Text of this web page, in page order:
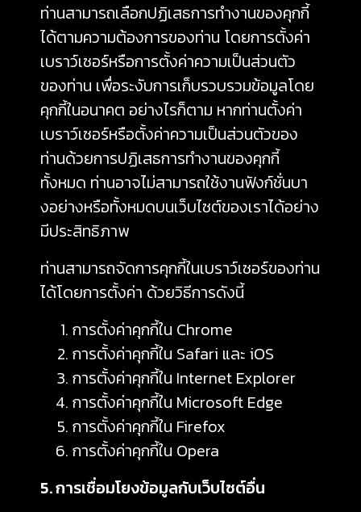
ท่านสามารถเลือกปฏิเสธการทำงานของคุกกี้
ได้ตามความต้องการของท่าน โดยการตั้งค่า
เบราว์เซอร์หรือการตั้งค่าความเป็นส่วนตัว
ของท่าน เพื่อระงับการเก็บรวบรวมข้อมูลโดย
คุกกี้ในอนาคต อย่างไรก็ตาม หากท่านตั้งค่า
เบราว์เซอร์หรือตั้งค่าความเป็นส่วนตัวของ
ท่านด้วยการปฏิเสธการทำงานของคุกกี้
ทั้งหมด ท่านอาจไม่สามารถใช้งานฟังก์ชั่นบา
งอย่างหรือทั้งหมดบนเว็บไซต์ของเราได้อย่าง
มีประสิทธิภาพ
ท่านสามารถจัดการคุกกี้ในเบราว์เซอร์ของท่าน
ได้โดยการตั้งค่า ด้วยวิธีการดังนี้
การตั้งค่าคุกกี้ใน Chrome
การตั้งค่าคุกกี้ใน Safari และ iOS
การตั้งค่าคุกกี้ใน Internet Explorer
การตั้งค่าคุกกี้ใน Microsoft Edge
การตั้งค่าคุกกี้ใน Firefox
การตั้งค่าคุกกี้ใน Opera
5. การเชื่อมโยงข้อมูลกับเว็บไซต์อื่น